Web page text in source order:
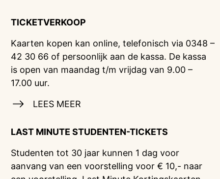
TICKETVERKOOP
Kaarten kopen kan online, telefonisch via 0348 –
42 30 66 of persoonlijk aan de kassa. De kassa
is open van maandag t/m vrijdag van 9.00 –
17.00 uur.
LEES MEER
LAST MINUTE STUDENTEN-TICKETS
Studenten tot 30 jaar kunnen 1 dag voor
aanvang van een voorstelling voor € 10,- naar